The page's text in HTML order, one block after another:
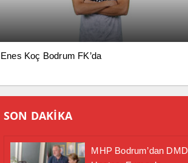
Enes Koç Bodrum FK’da
SON DAKİKA
MHP Bodrum’dan DMD